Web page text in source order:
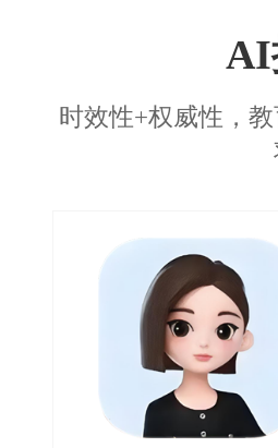
AI
时效性+权威性，